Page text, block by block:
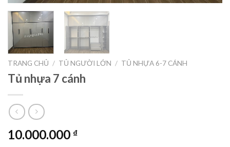
TRANG CHỦ / TỦ NGƯỜI LỚN / TỦ NHỰA 6-7 CÁNH
Tủ nhựa 7 cánh
10.000.000 ₫